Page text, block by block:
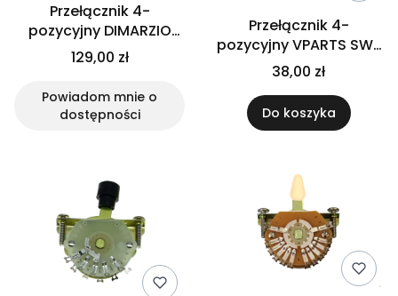
Przełącznik 4-
pozycyjny DIMARZIO
EP1113
129,00 zł
Powiadom mnie o
dostępności
Przełącznik 4-
pozycyjny VPARTS SW-
224 (BK)
38,00 zł
Do koszyka